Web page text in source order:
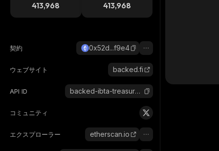
413,968 413,968
契約 0x52d...f9e4
ウェブサイト backed.fi
API ID backed-ibta-treasury-bond-1-3yr
コミュニティ
エクスプローラー etherscan.io